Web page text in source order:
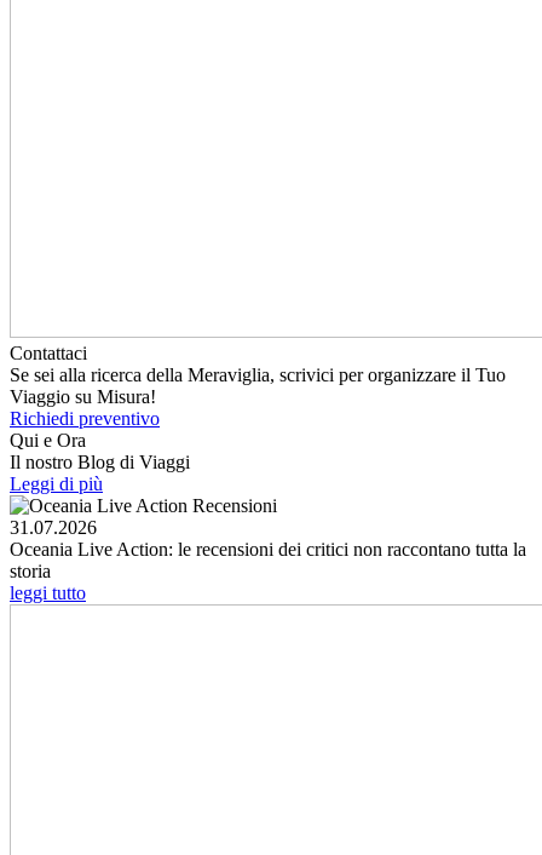
Contattaci
Se sei alla ricerca della Meraviglia, scrivici per organizzare il Tuo
Viaggio su Misura!
Richiedi preventivo
Qui e Ora
Il nostro Blog di Viaggi
Leggi di più
31.07.2026
Oceania Live Action: le recensioni dei critici non raccontano tutta la
storia
leggi tutto